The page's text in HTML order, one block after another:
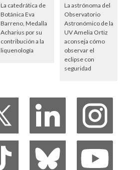
La catedrática de
Botánica Eva
Barreno, Medalla
Acharius por su
contribución a la
liquenología
La astrónoma del
Observatorio
Astronómico de la
UV Amelia Ortiz
aconseja cómo
observar el
eclipse con
seguridad